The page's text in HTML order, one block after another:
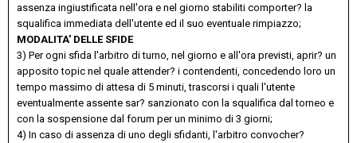
assenza ingiustificata nell'ora e nel giorno stabiliti comporter? la
squalifica immediata dell'utente ed il suo eventuale rimpiazzo;
MODALITA' DELLE SFIDE
3) Per ogni sfida l'arbitro di turno, nel giorno e all'ora previsti, aprir? un
apposito topic nel quale attender? i contendenti, concedendo loro un
tempo massimo di attesa di 5 minuti, trascorsi i quali l'utente
eventualmente assente sar? sanzionato con la squalifica dal torneo e
con la sospensione dal forum per un minimo di 3 giorni;
4) In caso di assenza di uno degli sfidanti, l'arbitro convocher?